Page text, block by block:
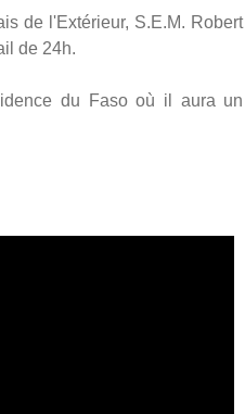
de l'Extérieur, S.E.M. Robert
de 24h.
du Faso où il aura un